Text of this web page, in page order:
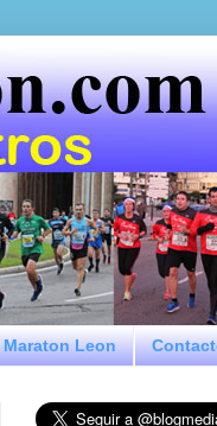
Leon